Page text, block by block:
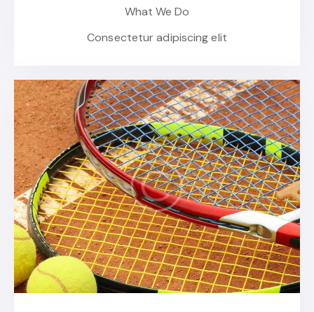
What We Do
Consectetur adipiscing elit